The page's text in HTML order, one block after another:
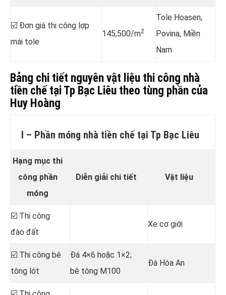
☑️ Đơn giá thi công lợp
mái tole
145,500/m2
Tole Hoasen,
Povina, Miền
Nam
Bảng chi tiết nguyên vật liệu thi công nhà
tiền chế tại Tp Bạc Liêu theo tùng phần của
Huy Hoàng
I – Phần móng nhà tiền chế tại Tp Bạc Liêu
Hạng mục thi
công phần
móng
Diễn giải chi tiết Vật liệu
☑️ Thi công
đào đất
Xe cơ giới
☑️ Thi công bê
tông lót
Đá 4×6 hoặc 1×2;
bê tông M100
Đá Hóa An